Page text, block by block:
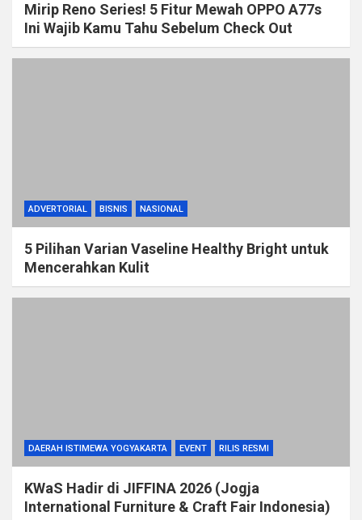
Mirip Reno Series! 5 Fitur Mewah OPPO A77s
Ini Wajib Kamu Tahu Sebelum Check Out
ADVERTORIAL BISNIS NASIONAL
5 Pilihan Varian Vaseline Healthy Bright untuk
Mencerahkan Kulit
DAERAH ISTIMEWA YOGYAKARTA EVENT RILIS RESMI
KWaS Hadir di JIFFINA 2026 (Jogja
International Furniture & Craft Fair Indonesia)